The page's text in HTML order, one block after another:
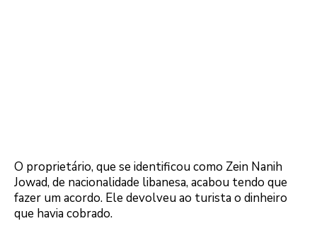
O proprietário, que se identificou como Zein Nanih
Jowad, de nacionalidade libanesa, acabou tendo que
fazer um acordo. Ele devolveu ao turista o dinheiro
que havia cobrado.